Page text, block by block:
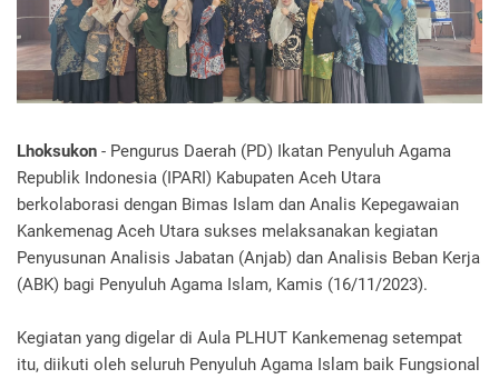
Lhoksukon - Pengurus Daerah (PD) Ikatan Penyuluh Agama
Republik Indonesia (IPARI) Kabupaten Aceh Utara
berkolaborasi dengan Bimas Islam dan Analis Kepegawaian
Kankemenag Aceh Utara sukses melaksanakan kegiatan
Penyusunan Analisis Jabatan (Anjab) dan Analisis Beban Kerja
(ABK) bagi Penyuluh Agama Islam, Kamis (16/11/2023).
Kegiatan yang digelar di Aula PLHUT Kankemenag setempat
itu, diikuti oleh seluruh Penyuluh Agama Islam baik Fungsional